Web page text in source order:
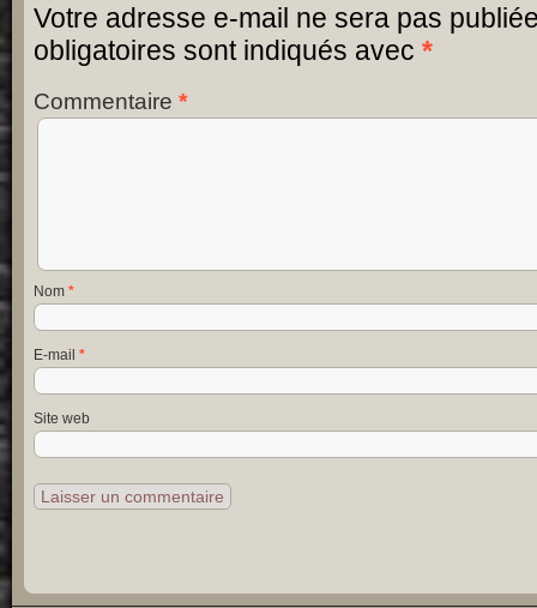
Votre adresse e-mail ne sera pas
obligatoires sont indiqués avec *
Commentaire *
Nom *
E-mail *
Site web